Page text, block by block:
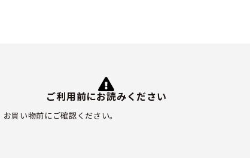
ご利用前にお読みください
買い物前にご確認ください。